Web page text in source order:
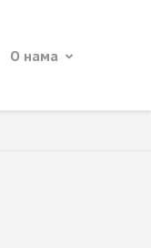
О нама